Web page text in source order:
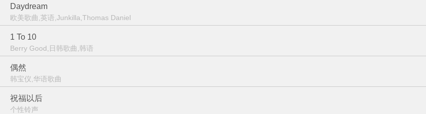
Daydream
欧美歌曲,英语,Junkilla,Thomas Daniel
1 To 10
Berry Good,日韩歌曲,韩语
偶然
韩宝仪,华语歌曲
祝福以后
个性铃声